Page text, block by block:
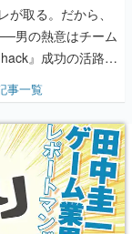
洋に流れる血は
た【若ゲのいた
事一覧